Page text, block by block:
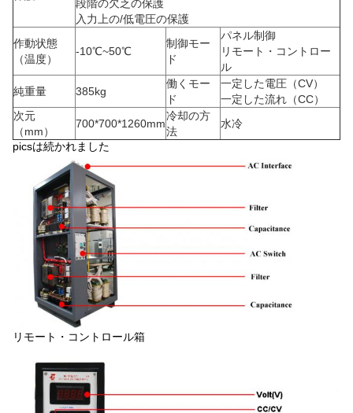
段階の欠乏の保護
入力上の/低電圧の保護
作動状態
（温度）
-10℃~50℃
制御モー
ド
パネル制御
リモート・コントロー
ル
純重量
385kg
働くモー
ド
一定した電圧（CV）
一定した流れ（CC）
次元
（mm）
700*700*1260mm
冷却の方
法
水冷
picsは続かれました
リモート・コントロール箱